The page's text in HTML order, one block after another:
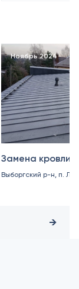
Ноябрь 2024
Замена кровли
Выборгский р-н, п.